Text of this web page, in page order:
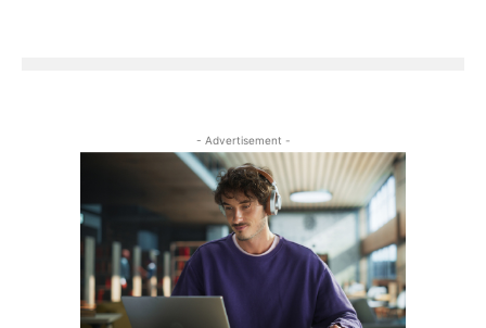
- Advertisement -